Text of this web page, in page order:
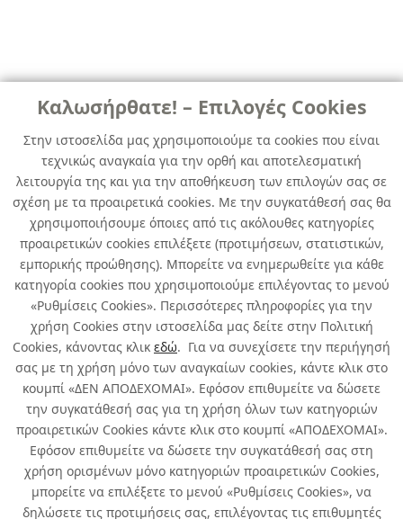
Καλωσήρθατε! – Επιλογές Cookies
Στην ιστοσελίδα μας χρησιμοποιούμε τα cookies που είναι
τεχνικώς αναγκαία για την ορθή και αποτελεσματική
λειτουργία της και για την αποθήκευση των επιλογών σας σε
σχέση με τα προαιρετικά cookies. Με την συγκατάθεσή σας θα
χρησιμοποιήσουμε όποιες από τις ακόλουθες κατηγορίες
προαιρετικών cookies επιλέξετε (προτιμήσεων, στατιστικών,
εμπορικής προώθησης). Μπορείτε να ενημερωθείτε για κάθε
κατηγορία cookies που χρησιμοποιούμε επιλέγοντας το μενού
«Ρυθμίσεις Cookies». Περισσότερες πληροφορίες για την
χρήση Cookies στην ιστοσελίδα μας δείτε στην Πολιτική
Cookies, κάνοντας κλικ εδώ. Για να συνεχίσετε την περιήγησή
σας με τη χρήση μόνο των αναγκαίων cookies, κάντε κλικ στο
κουμπί «ΔΕΝ ΑΠΟΔΕΧΟΜΑΙ». Εφόσον επιθυμείτε να δώσετε
την συγκατάθεσή σας για τη χρήση όλων των κατηγοριών
προαιρετικών Cookies κάντε κλικ στο κουμπί «ΑΠΟΔΕΧΟΜΑΙ».
Εφόσον επιθυμείτε να δώσετε την συγκατάθεσή σας στη
χρήση ορισμένων μόνο κατηγοριών προαιρετικών Cookies,
μπορείτε να επιλέξετε το μενού «Ρυθμίσεις Cookies», να
δηλώσετε τις προτιμήσεις σας, επιλέγοντας τις επιθυμητές